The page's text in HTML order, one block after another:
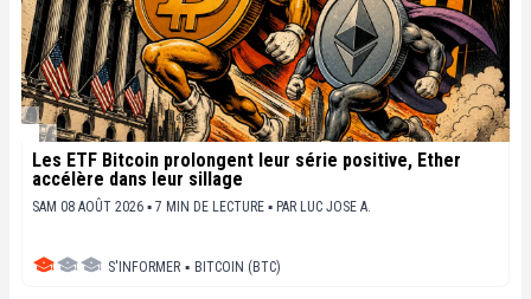
Les ETF Bitcoin prolongent leur série positive, Ether
accélère dans leur sillage
SAM 08 AOÛT 2026 ▪ 7 MIN DE LECTURE ▪ PAR LUC JOSE A.
S'INFORMER ▪ BITCOIN (BTC)